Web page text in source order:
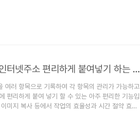
반복 사용하는 복사한 문서,이미지,인터넷주소 편리하게 붙여넣기 하는 윈도우 클립보드 히스토리 기능 사용 방법
여러 항목으로 기록하여 각 항목의 관리가 가능하고
편리하게 붙여 넣기 할 수 있는 아주 편리한 기능입
미지 복사 등에서 작업의 효율성과 시간 절약 효과